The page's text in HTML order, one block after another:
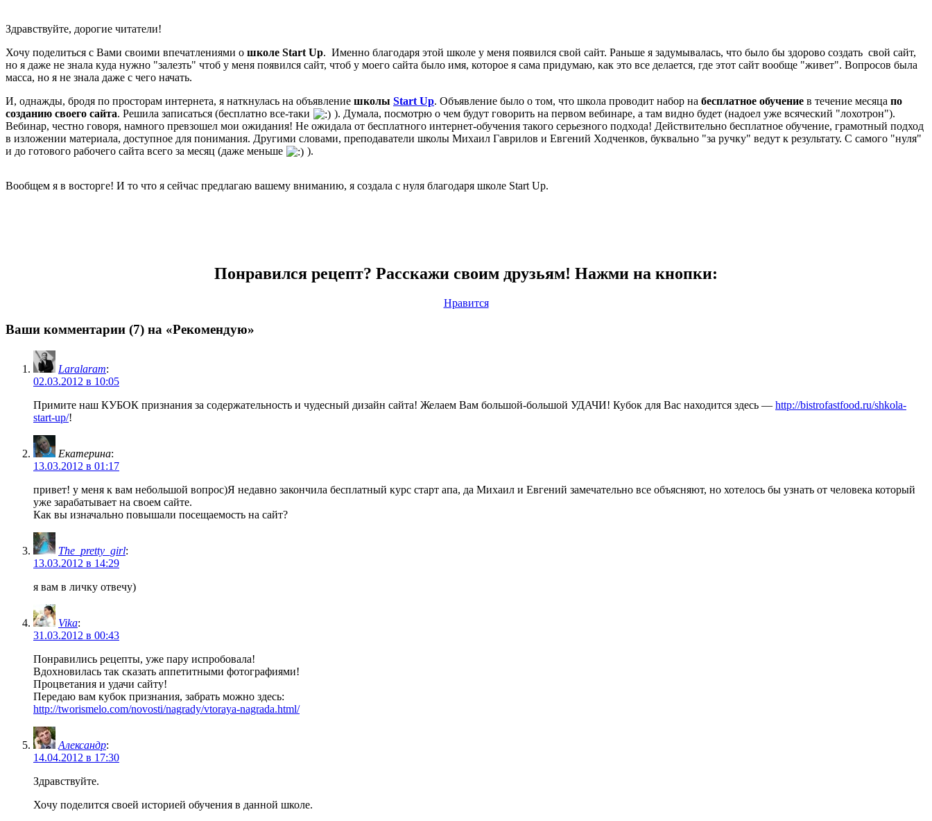
Здравствуйте, дорогие читатели!
Хочу поделиться с Вами своими впечатлениями о школе Start Up. Именно благодаря этой школе у меня появился свой сайт. Раньше я задумывалась, что было бы здорово создать свой сайт,
но я даже не знала куда нужно "залезть" чтоб у меня появился сайт, чтоб у моего сайта было имя, которое я сама придумаю, как это все делается, где этот сайт вообще "живет". Вопросов была
масса, но я не знала даже с чего начать.
И, однажды, бродя по просторам интернета, я наткнулась на объявление школы Start Up. Объявление было о том, что школа проводит набор на бесплатное обучение в течение месяца по
созданию своего сайта. Решила записаться (бесплатно все-таки
). Думала, посмотрю о чем будут говорить на первом вебинаре, а там видно будет (надоел уже всяческий "лохотрон").
Вебинар, честно говоря, намного превзошел мои ожидания! Не ожидала от бесплатного интернет-обучения такого серьезного подхода! Действительно бесплатное обучение, грамотный подход
в изложении материала, доступное для понимания. Другими словами, преподаватели школы Михаил Гаврилов и Евгений Ходченков, буквально "за ручку" ведут к результату. С самого "нуля"
и до готового рабочего сайта всего за месяц (даже меньше
).
Вообщем я в восторге! И то что я сейчас предлагаю вашему вниманию, я создала с нуля благодаря школе Start Up.
Понравился рецепт? Расскажи своим друзьям! Нажми на кнопки:
Нравится
Ваши комментарии (7) на «Рекомендую»
Laralaram:
02.03.2012 в 10:05
Примите наш КУБОК признания за содержательность и чудесный дизайн сайта! Желаем Вам большой-большой УДАЧИ! Кубок для Вас находится здесь — http://bistrofastfood.ru/shkola-
start-up/!
Екатерина:
13.03.2012 в 01:17
привет! у меня к вам небольшой вопрос)Я недавно закончила бесплатный курс старт апа, да Михаил и Евгений замечательно все объясняют, но хотелось бы узнать от человека который
уже зарабатывает на своем сайте.
Как вы изначально повышали посещаемость на сайт?
The_pretty_girl:
13.03.2012 в 14:29
я вам в личку отвечу)
Vika:
31.03.2012 в 00:43
Понравились рецепты, уже пару испробовала!
Вдохновилась так сказать аппетитными фотографиями!
Процветания и удачи сайту!
Передаю вам кубок признания, забрать можно здесь:
http://tworismelo.com/novosti/nagrady/vtoraya-nagrada.html/
Александр:
14.04.2012 в 17:30
Здравствуйте.
Хочу поделится своей историей обучения в данной школе.